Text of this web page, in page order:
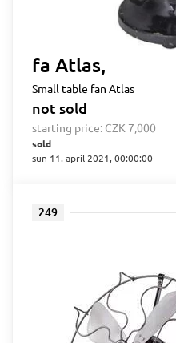
fa Atlas,
Small table fan Atlas
not sold
starting price: CZK 7,000
sold
sun 11. april 2021, 00:00:00
249